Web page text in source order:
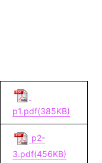
p1.pdf(385KB)
p2-
3.pdf(456KB)